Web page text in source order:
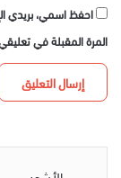
احفظ اسمي، بريدي
المرة المقبلة في